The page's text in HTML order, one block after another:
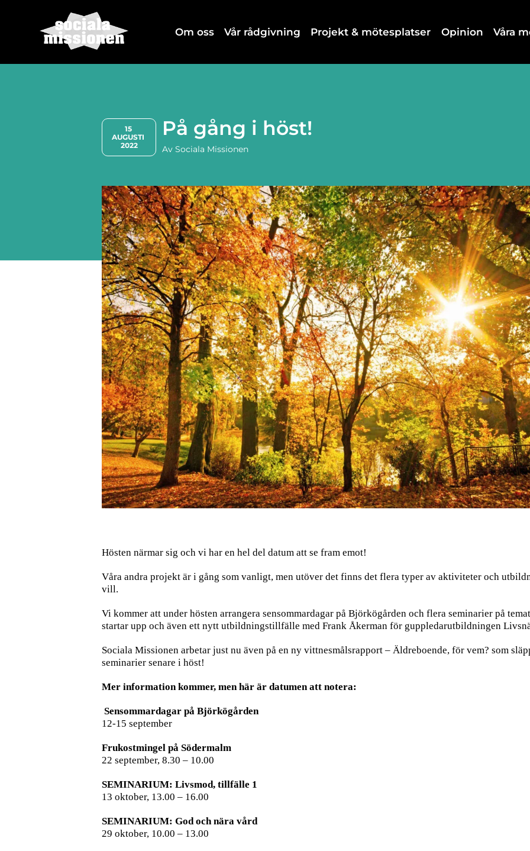
Om oss Vår rådgivning Projekt & mötesplatser Opinion Våra
15
AUGUSTI
2022
På gång i höst!
AvSociala Missionen
Hösten närmar sig och vi har en hel del datum att se fram emot!
Våra andra projekt är i gång som vanligt, men utöver det finns det flera typer av aktiviteter och
vill.
Vi kommer att under hösten arrangera sensommardagar på Björkögården och flera seminarier på
startar upp och även ett nytt utbildningstillfälle med Frank Åkerman för guppledarutbildningen
Sociala Missionen arbetar just nu även på en ny vittnesmålsrapport – Äldreboende, för vem? som
seminarier senare i höst!
Mer information kommer, men här är datumen att notera:
Sensommardagar på Björkögården
12-15 september
Frukostmingel på Södermalm
22 september, 8.30 – 10.00
SEMINARIUM: Livsmod, tillfälle 1
13 oktober, 13.00 – 16.00
SEMINARIUM: God och nära vård
29 oktober, 10.00 – 13.00